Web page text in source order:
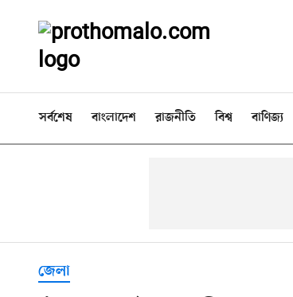
সর্বশেষ বাংলাদেশ রাজনীতি বিশ্ব বাণিজ্য
জেলা